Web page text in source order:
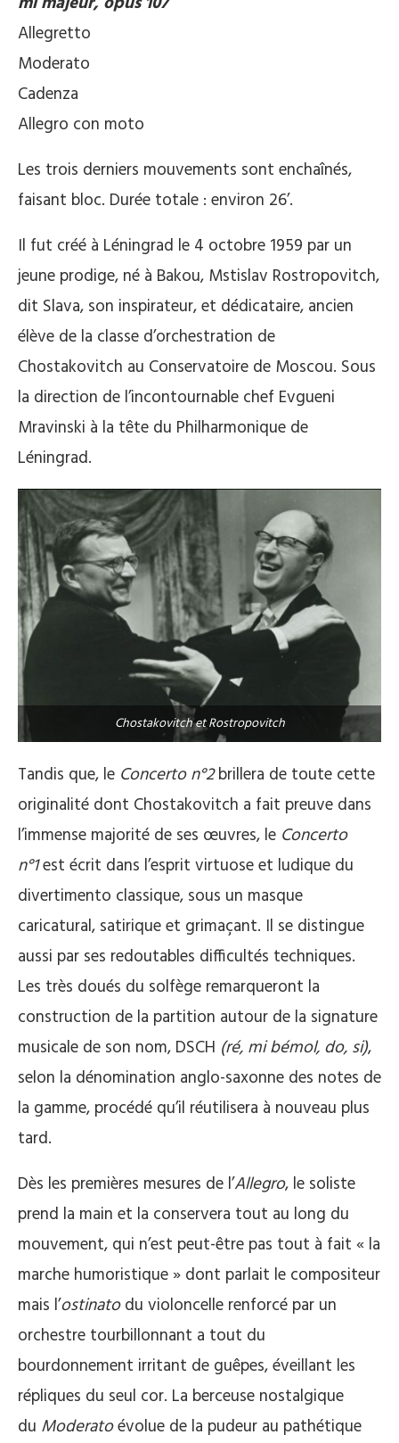
Allegretto
Moderato
Cadenza
Allegro con moto
Les trois derniers mouvements sont enchaînés,
faisant bloc. Durée totale : environ 26’.
Il fut créé à Léningrad le 4 octobre 1959 par un
jeune prodige, né à Bakou, Mstislav Rostropovitch,
dit Slava, son inspirateur, et dédicataire, ancien
élève de la classe d’orchestration de
Chostakovitch au Conservatoire de Moscou. Sous
la direction de l’incontournable chef Evgueni
Mravinski à la tête du Philharmonique de
Léningrad.
Chostakovitch et Rostropovitch
Tandis que, le Concerto n°2brillera de toute cette
originalité dont Chostakovitch a fait preuve dans
l’immense majorité de ses œuvres, le Concerto
n°1est écrit dans l’esprit virtuose et ludique du
divertimento classique, sous un masque
caricatural, satirique et grimaçant. Il se distingue
aussi par ses redoutables difficultés techniques.
Les très doués du solfège remarqueront la
construction de la partition autour de la signature
musicale de son nom, DSCH (ré, mi bémol, do, si),
selon la dénomination anglo-saxonne des notes de
la gamme, procédé qu’il réutilisera à nouveau plus
tard.
Dès les premières mesures de l’Allegro, le soliste
prend la main et la conservera tout au long du
mouvement, qui n’est peut-être pas tout à fait « la
marche humoristique » dont parlait le compositeur
mais l’ostinatodu violoncelle renforcé par un
orchestre tourbillonnant a tout du
bourdonnement irritant de guêpes, éveillant les
répliques du seul cor. La berceuse nostalgique
du Moderatoévolue de la pudeur au pathétique